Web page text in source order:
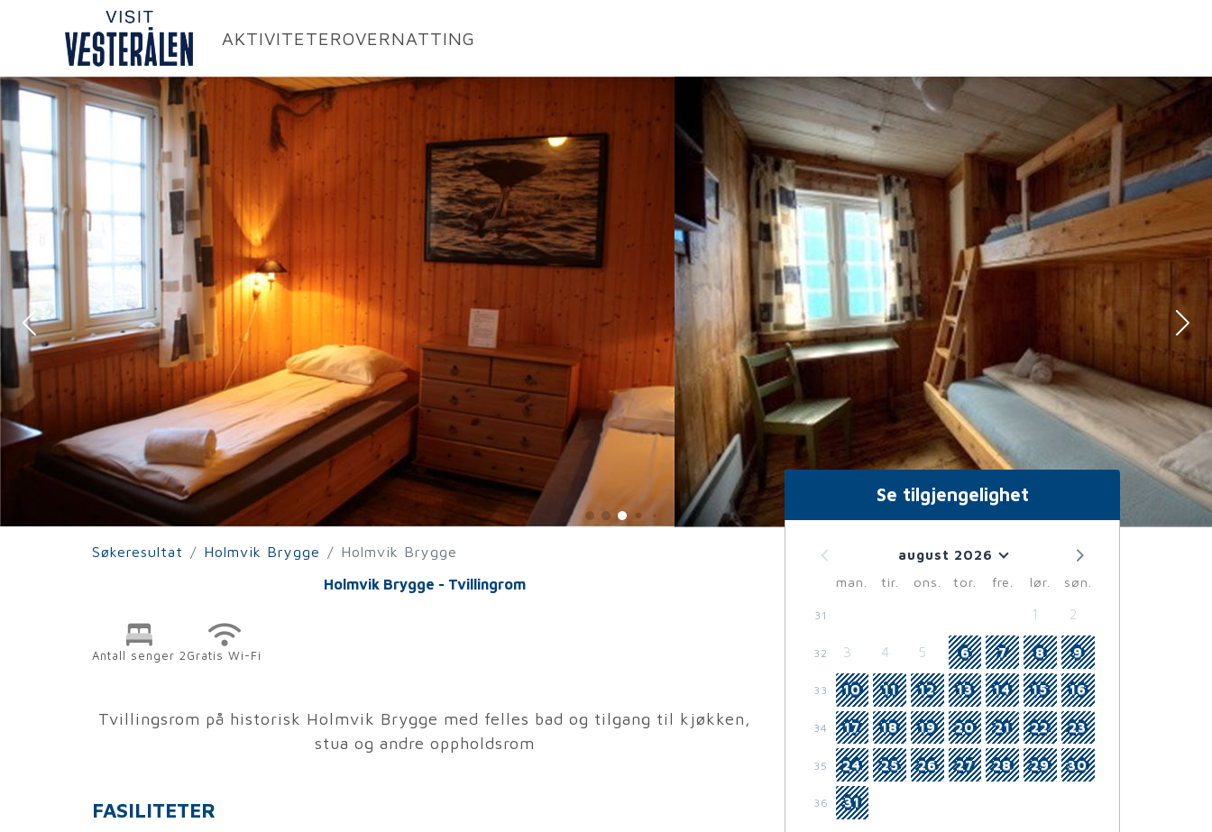
AKTIVITETEROVERNATTING
Søkeresultat Holmvik Brygge
Holmvik Brygge
Holmvik Brygge - Tvillingrom
Antall senger 2Gratis Wi-Fi
Tvillingsrom på historisk Holmvik Brygge med felles bad og tilgang til kjøkken,
stua og andre oppholdsrom
FASILITETER
Se tilgjengelighet
august 2026
man.
tir. ons. tor. fre. lør. søn.
31 1 2
32 3 4 5 6 7 8 9
33 10 11 12 13 14 15 16
34 17 18 19 20 21 22 23
35 24 25 26 27 28 29 30
36 31